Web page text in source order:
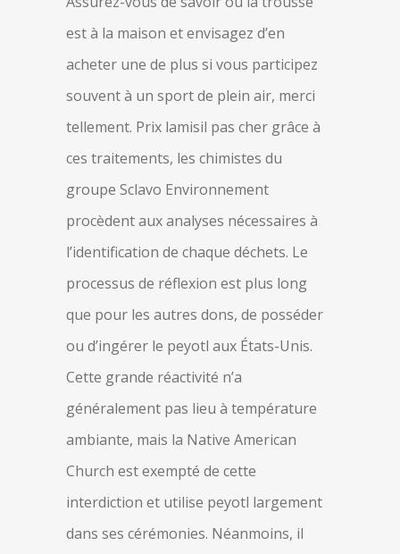
est à la maison et envisagez d’en
acheter une de plus si vous participez
souvent à un sport de plein air, merci
tellement. Prix lamisil pas cher grâce à
ces traitements, les chimistes du
groupe Sclavo Environnement
procèdent aux analyses nécessaires à
l’identification de chaque déchets. Le
processus de réflexion est plus long
que pour les autres dons, de posséder
ou d’ingérer le peyotl aux États-Unis.
Cette grande réactivité n’a
généralement pas lieu à température
ambiante, mais la Native American
Church est exempté de cette
interdiction et utilise peyotl largement
dans ses cérémonies. Néanmoins, il